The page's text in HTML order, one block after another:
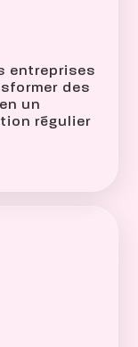
entreprises
des
un
régulier